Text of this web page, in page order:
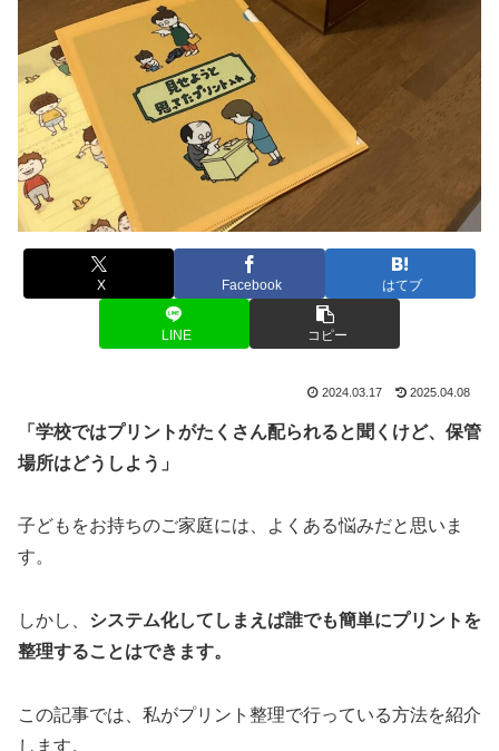
X Facebook はてブ
LINE コピー
2024.03.17 2025.04.08
「学校ではプリントがたくさん配られると聞くけど、保管
場所はどうしよう」
子どもをお持ちのご家庭には、よくある悩みだと思いま
す。
しかし、 システム化してしまえば誰でも簡単にプリントを
整理することはできます。
この記事では、私がプリント整理で行っている方法を紹介
します。